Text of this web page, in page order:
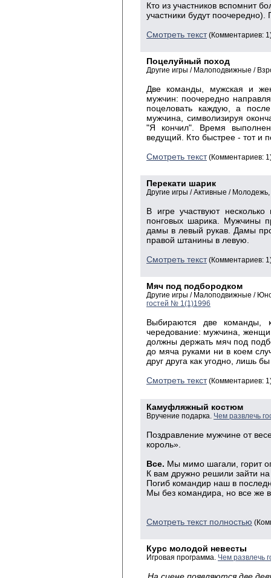
Кто из участников вспомнит
участники будут
Смотреть текст(Комментариев:
Поцелуйный поход
Другие игры / Малоподвижные /
Две команды, мужская и
мужчин: поочередно
поцеловать каждую, а
мужчина, символизируя
"Я кончил". Время
ведущий. Кто быстрее - тот и
Смотреть текст(Комментариев:
Перекати шарик
Другие игры / Активные /
В игре участвуют
понговых шарика. Мужчины
дамы в левый рукав. Дамы
правой штанины в левую.
Смотреть текст(Комментариев:
Мяч под подбородком
Другие игры / Малоподвижные /
гостей № 1(1)1996
Выбираются две команды,
чередование: мужчина,
должны держать мяч под
до мяча руками ни в коем
друг друга как угодно, лишь
Смотреть текст(Комментариев:
Камуфляжный костюм
Вручение подарка. Чем развлечь
Поздравление мужчине от
король».
Все. Мы мимо шагали, горит
К вам дружно решили зайти на
Погиб командир наш в
Мы без командира, но все же
Смотреть текст полностью
Курс молодой невесты
Игровая программа. Чем развлечь